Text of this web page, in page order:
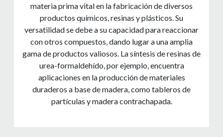
materia prima vital en la fabricación de diversos
productos químicos, resinas y plásticos. Su
versatilidad se debe a su capacidad para reaccionar
con otros compuestos, dando lugar a una amplia
gama de productos valiosos. La síntesis de resinas de
urea-formaldehído, por ejemplo, encuentra
aplicaciones en la producción de materiales
duraderos a base de madera, como tableros de
partículas y madera contrachapada.